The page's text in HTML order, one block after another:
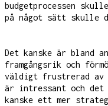
budgetprocessen
på något sätt skulle
Det kanske är bland
framgångsrik och
väldigt frustrerad av
är intressant och det
kanske ett mer